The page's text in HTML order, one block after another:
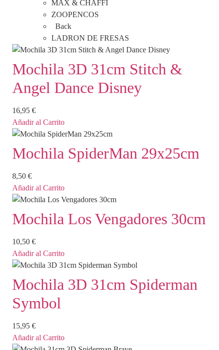
MAX & CHAFFI
ZOOPENCOS
Back
LADRON DE FRESAS
Mochila 3D 31cm Stitch &
Angel Dance Disney
16,95 €
Añadir al Carrito
Mochila SpiderMan 29x25cm
8,50 €
Añadir al Carrito
Mochila Los Vengadores 30cm
10,50 €
Añadir al Carrito
Mochila 3D 31cm Spiderman
Symbol
15,95 €
Añadir al Carrito